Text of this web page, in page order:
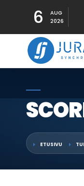
6
AUG
2026
ETUSIVU